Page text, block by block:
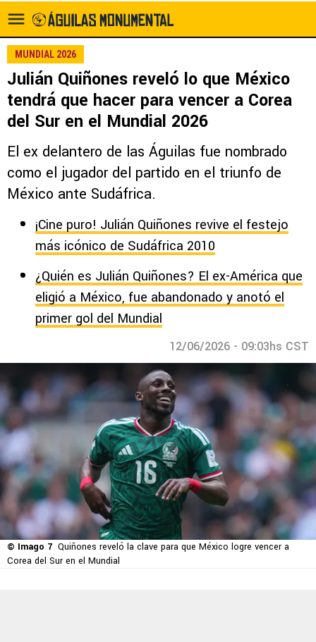
MUNDIAL 2026
Julián Quiñones reveló lo que México
tendrá que hacer para vencer a Corea
del Sur en el Mundial 2026
El ex delantero de las Águilas fue nombrado
como el jugador del partido en el triunfo de
México ante Sudáfrica.
¡Cine puro! Julián Quiñones revive el festejo
más icónico de Sudáfrica 2010
¿Quién es Julián Quiñones? El ex-América que
eligió a México, fue abandonado y anotó el
primer gol del Mundial
12/06/2026 - 09:03hs CST
© Imago 7 Quiñones reveló la clave para que México logre vencer a
Corea del Sur en el Mundial